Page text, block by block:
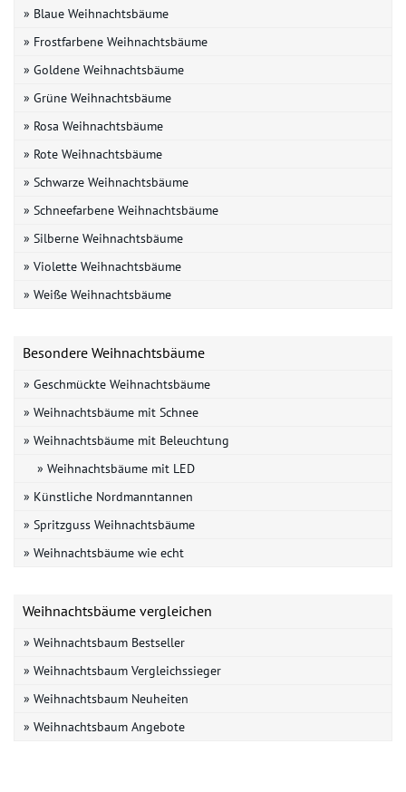
» Blaue Weihnachtsbäume
» Frostfarbene Weihnachtsbäume
» Goldene Weihnachtsbäume
» Grüne Weihnachtsbäume
» Rosa Weihnachtsbäume
» Rote Weihnachtsbäume
» Schwarze Weihnachtsbäume
» Schneefarbene Weihnachtsbäume
» Silberne Weihnachtsbäume
» Violette Weihnachtsbäume
» Weiße Weihnachtsbäume
Besondere Weihnachtsbäume
» Geschmückte Weihnachtsbäume
» Weihnachtsbäume mit Schnee
» Weihnachtsbäume mit Beleuchtung
» Weihnachtsbäume mit LED
» Künstliche Nordmanntannen
» Spritzguss Weihnachtsbäume
» Weihnachtsbäume wie echt
Weihnachtsbäume vergleichen
» Weihnachtsbaum Bestseller
» Weihnachtsbaum Vergleichssieger
» Weihnachtsbaum Neuheiten
» Weihnachtsbaum Angebote